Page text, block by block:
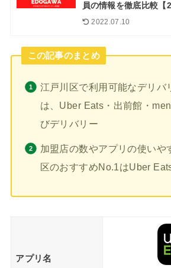
員の情報を徹底比較【
2022.07.10
この記事のまとめ
江戸川区で利用可能なデリバ
は、Uber Eats・出前館・
びデリバリー
加盟店の数やアプリの使いや
区のおすすめNo.1はUber
アプリ名